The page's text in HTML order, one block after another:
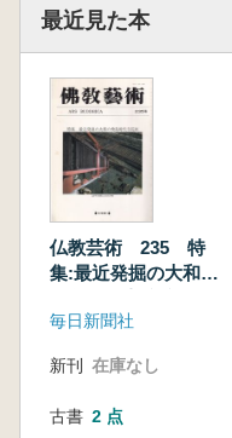
最近見た本
仏教芸術 235 特
集:最近発掘の大和の
毎日新聞社
新刊 在庫なし
古書 2 点